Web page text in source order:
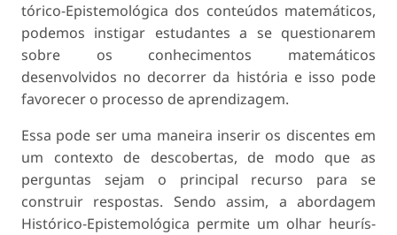
tórico-Epistemológica dos conteúdos matemáticos,
podemos instigar estudantes a se questionarem
sobre os conhecimentos matemáticos
desenvolvidos no decorrer da história e isso pode
favorecer o processo de aprendizagem.
Essa pode ser uma maneira inserir os discen­tes em
um contexto de descobertas, de modo que as
perguntas sejam o principal recurso para se
construir respostas. Sendo assim, a abordagem
Histórico-Epistemológica permite um olhar heurís­